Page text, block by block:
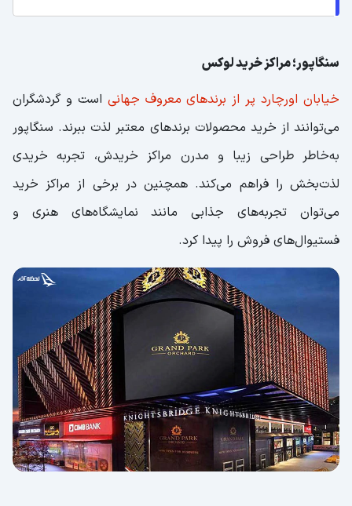
سنگاپور؛ مراکز خرید لوکس
خیابان اورچارد پر از برندهای معروف جهانی است و گردشگران
می‌توانند از خرید محصولات برندهای معتبر لذت ببرند. سنگاپور
به‌خاطر طراحی زیبا و مدرن مراکز خریدش، تجربه خریدی
لذت‌بخش را فراهم می‌کند. همچنین در برخی از مراکز خرید
می‌توان تجربه‌های جذابی مانند نمایشگاه‌های هنری و
فستیوال‌های فروش را پیدا کرد.